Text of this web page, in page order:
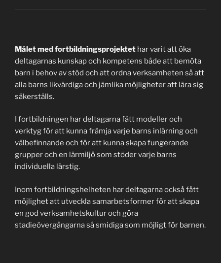
Målet med fortbildningsprojektet har varit att öka
deltagarnas kunskap och kompetens både att bemöta
barn i behov av stöd och att ordna verksamheten så att
alla barns likvärdiga och jämlika möjligheter att lära sig
säkerställs.
I fortbildningen har deltagarna fått modeller och
verktyg för att kunna främja varje barns inlärning och
välbefinnande och för att kunna skapa fungerande
grupper och en lärmiljö som stöder varje barns
individuella lärstig.
Inom fortbildningshelheten har deltagarna också fått
möjlighet att utveckla samarbetsformer för att skapa
en god verksamhetskultur och göra
stadieövergångarna så smidiga som möjligt för barnen.